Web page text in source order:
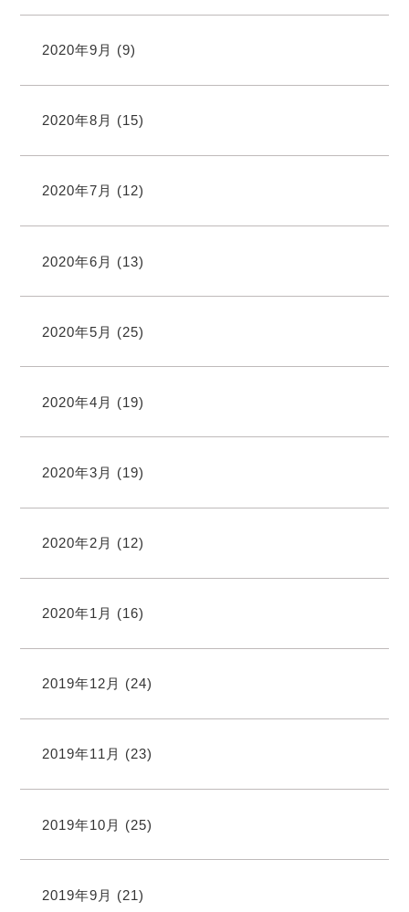
2020年9月 (9)
2020年8月 (15)
2020年7月 (12)
2020年6月 (13)
2020年5月 (25)
2020年4月 (19)
2020年3月 (19)
2020年2月 (12)
2020年1月 (16)
2019年12月 (24)
2019年11月 (23)
2019年10月 (25)
2019年9月 (21)